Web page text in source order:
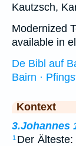
Kautzsch,
Modernized
available in
De Bibl auf
Bairn ·
Kontext
3.Johannes
1 Der